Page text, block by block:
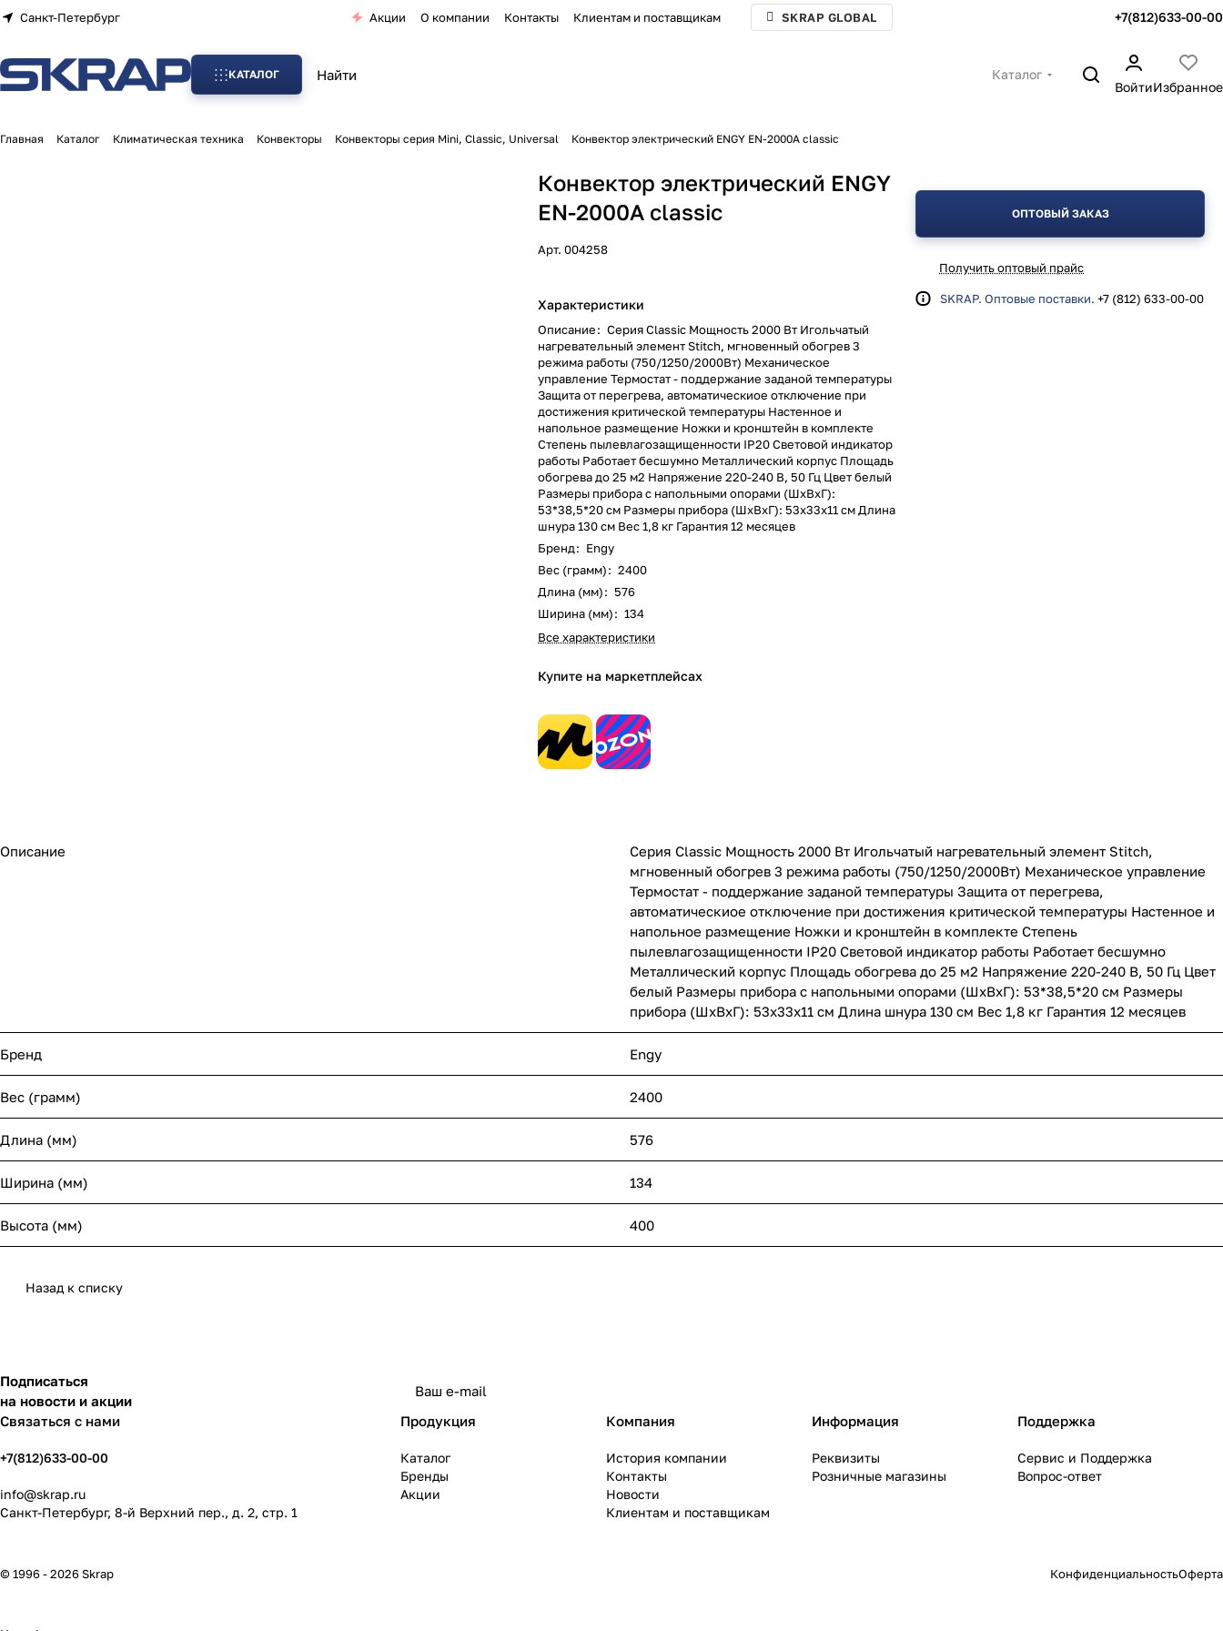
Санкт-Петербург Акции О компании Контакты Клиентам и поставщикам SKRAP GLOBAL +7(812)633-00-00
КАТАЛОГ
Каталог
ВойтиИзбранное
Главная Каталог Климатическая техника Конвекторы Конвекторы серия Mini, Classic, Universal Конвектор электрический ENGY EN-2000A classic
Конвектор электрический ENGY
EN-2000A classic
Арт.004258
Характеристики
Описание: Серия Classic Мощность 2000 Вт Игольчатый
нагревательный элемент Stitch, мгновенный обогрев 3
режима работы (750/1250/2000Вт) Механическое
управление Термостат - поддержание заданой температуры
Защита от перегрева, автоматическиое отключение при
достижения критической температуры Настенное и
напольное размещение Ножки и кронштейн в комплекте
Степень пылевлагозащищенности IP20 Световой индикатор
работы Работает бесшумно Металлический корпус Площадь
обогрева до 25 м2 Напряжение 220-240 В, 50 Гц Цвет белый
Размеры прибора с напольными опорами (ШхВхГ):
53*38,5*20 см Размеры прибора (ШхВхГ): 53х33х11 см Длина
шнура 130 см Вес 1,8 кг Гарантия 12 месяцев
Бренд: Engy
Вес (грамм): 2400
Длина (мм): 576
Ширина (мм): 134
Все характеристики
Купите на маркетплейсах
ОПТОВЫЙ ЗАКАЗ
Получить оптовый прайс
SKRAP. Оптовые поставки. +7 (812) 633-00-00
Описание
Серия Classic Мощность 2000 Вт Игольчатый нагревательный элемент Stitch,
мгновенный обогрев 3 режима работы (750/1250/2000Вт) Механическое управление
Термостат - поддержание заданой температуры Защита от перегрева,
автоматическиое отключение при достижения критической температуры Настенное и
напольное размещение Ножки и кронштейн в комплекте Степень
пылевлагозащищенности IP20 Световой индикатор работы Работает бесшумно
Металлический корпус Площадь обогрева до 25 м2 Напряжение 220-240 В, 50 Гц Цвет
белый Размеры прибора с напольными опорами (ШхВхГ): 53*38,5*20 см Размеры
прибора (ШхВхГ): 53х33х11 см Длина шнура 130 см Вес 1,8 кг Гарантия 12 месяцев
Бренд Engy
Вес (грамм) 2400
Длина (мм) 576
Ширина (мм) 134
Высота (мм) 400
Назад к списку
Подписаться
на новости и акции
Связаться с нами
+7(812)633-00-00
info@skrap.ru
Санкт-Петербург, 8-й Верхний пер., д. 2, стр. 1
Продукция
Каталог
Бренды
Акции
Компания
История компании
Контакты
Новости
Клиентам и поставщикам
Информация
Реквизиты
Розничные магазины
Поддержка
Сервис и Поддержка
Вопрос-ответ
© 1996 - 2026 Skrap КонфиденциальностьОферта